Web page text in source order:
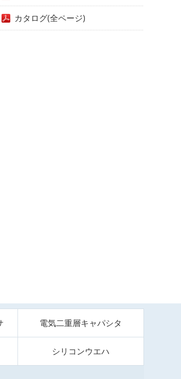
カタログ(全ページ)
電気二重層キャパシタ
シリコンウエハ